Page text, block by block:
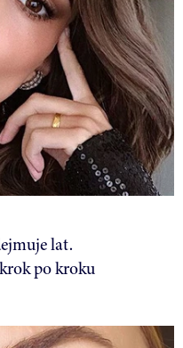
lat.
po kroku